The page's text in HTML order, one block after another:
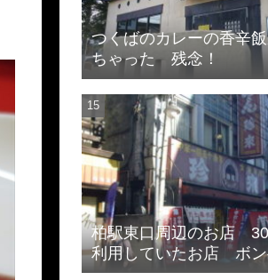
つくばのカレーの香辛
ちゃった 残念！
柏駅東口周辺のお店
利用していたお店 ボ
斎 珍来